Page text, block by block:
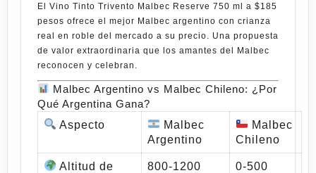
El Vino Tinto Trivento Malbec Reserve 750 ml a $185
pesos ofrece el mejor Malbec argentino con crianza
real en roble del mercado a su precio. Una propuesta
de valor extraordinaria que los amantes del Malbec
reconocen y celebran.
Malbec Argentino vs Malbec Chileno: ¿Por
Qué Argentina Gana?
Aspecto
Malbec
Argentino
Malbec
Chileno
Altitud de
800-1200
0-500